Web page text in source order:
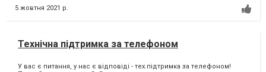
5 жовтня 2021 р.
Технічна підтримка за телефоном
У вас є питання, у нас є відповіді - тех.підтримка за телефоном! ⁣